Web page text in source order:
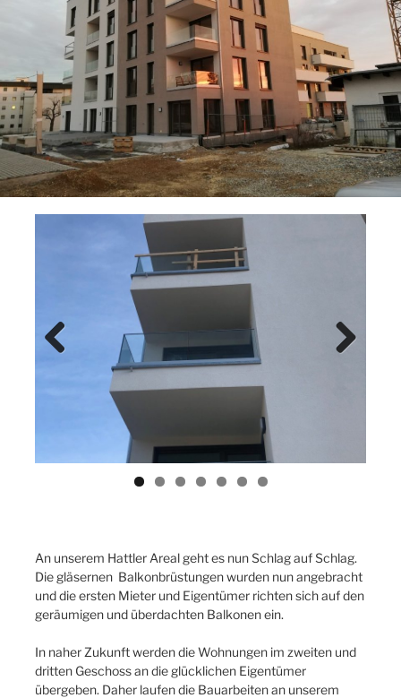
An unserem Hattler Areal geht es nun Schlag auf Schlag.
Die gläsernen Balkonbrüstungen wurden nun angebracht
und die ersten Mieter und Eigentümer richten sich auf den
geräumigen und überdachten Balkonen ein.
In naher Zukunft werden die Wohnungen im zweiten und
dritten Geschoss an die glücklichen Eigentümer
übergeben. Daher laufen die Bauarbeiten an unserem